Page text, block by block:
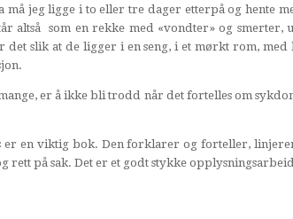
jeg ligge i to eller tre dager etterpå og hente
altså som en rekke med «vondter» og smerter,
det slik at de ligger i en seng, i et mørkt rom,
er å ikke bli trodd når det fortelles om
er en viktig bok. Den forklarer og forteller,
rett på sak. Det er et godt stykke